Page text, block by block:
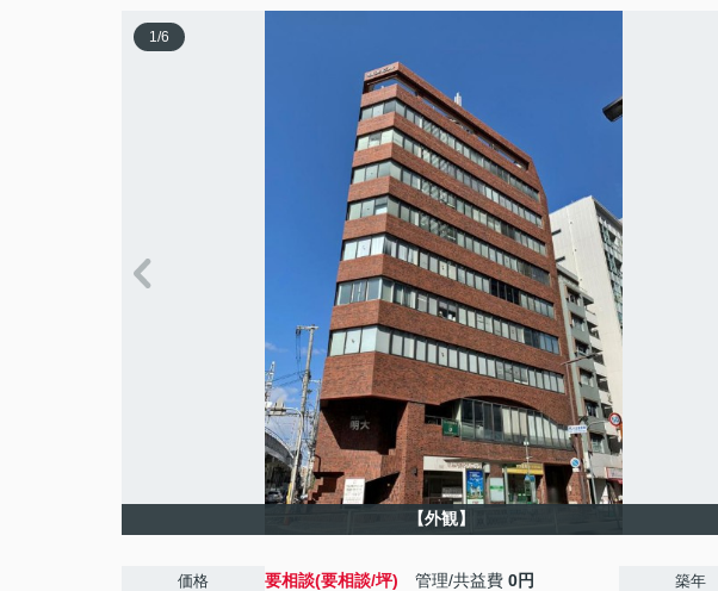
1/6
【外観】
価格 要相談(要相談/坪) 管理/共益費 0円 築年